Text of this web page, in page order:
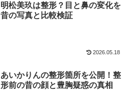
明松美玖は整形？目と鼻の変化を
昔の写真と比較検証
2026.05.18
あいかりんの整形箇所を公開！整
形前の昔の顔と豊胸疑惑の真相